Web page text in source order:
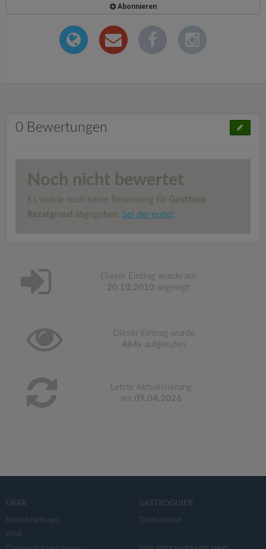
Abonnieren
0 Bewertungen
Noch nicht bewertet
Es wurde noch keine Bewertung für Gasthaus
Rezatgrund
abgegeben. Sei der erste!
Dieser Eintrag wurde am
20.10.2010 angelegt
Dieser Eintrag wurde
484x aufgerufen
Letzte Aktualisierung
am 09.04.2026
ÜBER
Kontaktanfrage
AGB
GASTROGUIDE
Deutschland